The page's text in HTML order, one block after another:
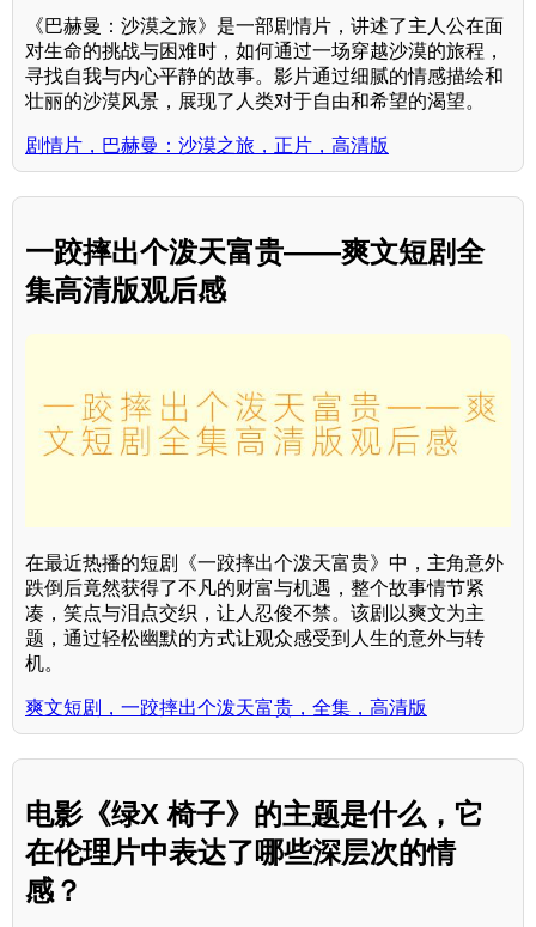
《巴赫曼：沙漠之旅》是一部剧情片，讲述了主人公在面
对生命的挑战与困难时，如何通过一场穿越沙漠的旅程，
寻找自我与内心平静的故事。影片通过细腻的情感描绘和
壮丽的沙漠风景，展现了人类对于自由和希望的渴望。
剧情片，巴赫曼：沙漠之旅，正片，高清版
一跤摔出个泼天富贵——爽文短剧全
集高清版观后感
在最近热播的短剧《一跤摔出个泼天富贵》中，主角意外
跌倒后竟然获得了不凡的财富与机遇，整个故事情节紧
凑，笑点与泪点交织，让人忍俊不禁。该剧以爽文为主
题，通过轻松幽默的方式让观众感受到人生的意外与转
机。
爽文短剧，一跤摔出个泼天富贵，全集，高清版
电影《绿X 椅子》的主题是什么，它
在伦理片中表达了哪些深层次的情
感？